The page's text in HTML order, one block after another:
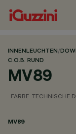
INNENLEUCHTEN/
C.O.B. RUND
MV89
FARBE TECHNISCHE
MV89